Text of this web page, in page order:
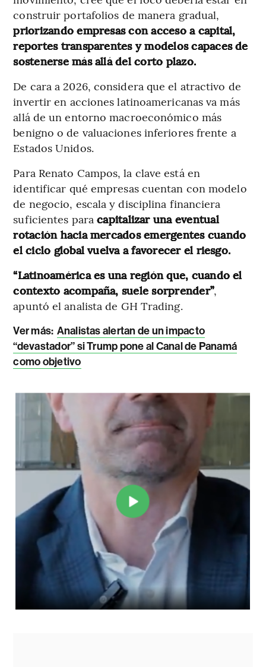
construir portafolios de manera gradual,
priorizando empresas con acceso a capital,
reportes transparentes y modelos capaces de
sostenerse más allá del corto plazo.
De cara a 2026, considera que el atractivo de
invertir en acciones latinoamericanas va más
allá de un entorno macroeconómico más
benigno o de valuaciones inferiores frente a
Estados Unidos.
Para Renato Campos, la clave está en
identificar qué empresas cuentan con modelo
de negocio, escala y disciplina financiera
suficientes paracapitalizar una eventual
rotación hacia mercados emergentes cuando
el ciclo global vuelva a favorecer el riesgo.
“Latinoamérica es una región que, cuando el
contexto acompaña, suele sorprender”,
apuntó el analista de GH Trading.
Ver más: Analistas alertan de un impacto
“devastador” si Trump pone al Canal de Panamá
como objetivo